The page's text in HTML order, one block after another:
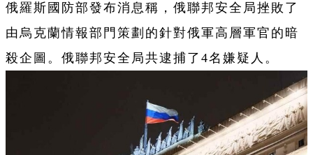
俄羅斯國防部發布消息稱，俄聯邦安全局挫敗了
由烏克蘭情報部門策劃的針對俄軍高層軍官的暗
殺企圖。俄聯邦安全局共逮捕了4名嫌疑人。